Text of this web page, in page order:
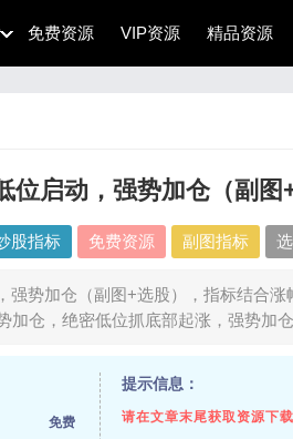
免费资源 VIP资源 精品资源
位启动，强势加仓（副图+
股指标 免费资源 副图指标
强势加仓（副图+选股），指标结合
仓，绝密低位抓底部起涨，强势加
免费
提示信息：
请在文章末尾获取资源下